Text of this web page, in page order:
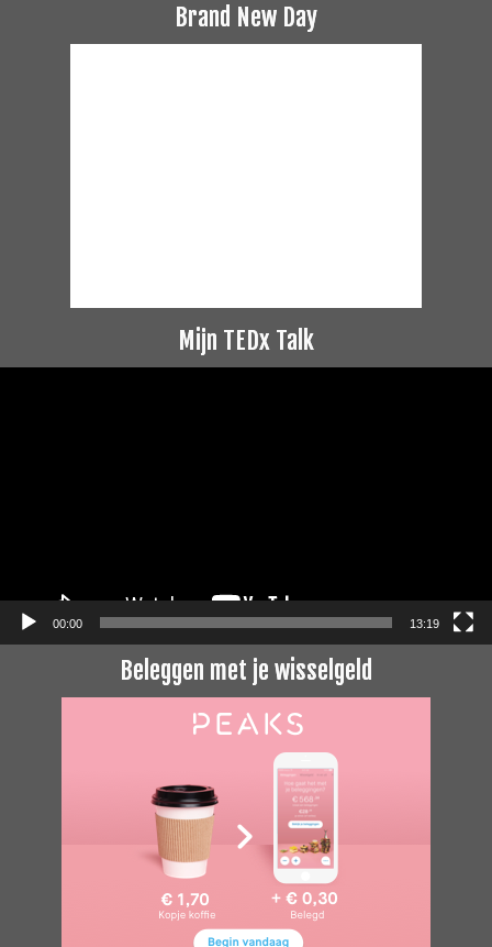
Brand New Day
Mijn TEDx Talk
00:00 13:19
Beleggen met je wisselgeld